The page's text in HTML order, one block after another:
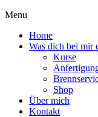
Menu
Home
Was dich bei mir
Kurse
Shop
Über mich
Kontakt